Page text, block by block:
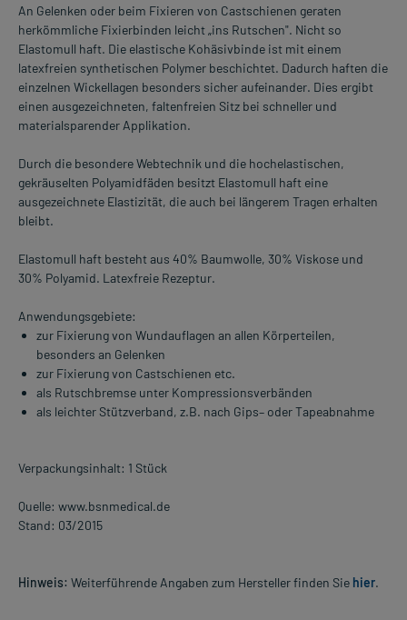
An Gelenken oder beim Fixieren von Castschienen geraten
herkömmliche Fixierbinden leicht „ins Rutschen". Nicht so
Elastomull haft. Die elastische Kohäsivbinde ist mit einem
latexfreien synthetischen Polymer beschichtet. Dadurch haften die
einzelnen Wickellagen besonders sicher aufeinander. Dies ergibt
einen ausgezeichneten, faltenfreien Sitz bei schneller und
materialsparender Applikation.
Durch die besondere Webtechnik und die hochelastischen,
gekräuselten Polyamidfäden besitzt Elastomull haft eine
ausgezeichnete Elastizität, die auch bei längerem Tragen erhalten
bleibt.
Elastomull haft besteht aus 40% Baumwolle, 30% Viskose und
30% Polyamid. Latexfreie Rezeptur.
Anwendungsgebiete:
zur Fixierung von Wundauflagen an allen Körperteilen,
besonders an Gelenken
zur Fixierung von Castschienen etc.
als Rutschbremse unter Kompressionsverbänden
als leichter Stützverband, z.B. nach Gips– oder Tapeabnahme
Verpackungsinhalt: 1 Stück
Quelle: www.bsnmedical.de
Stand: 03/2015
Hinweis: Weiterführende Angaben zum Hersteller finden Sie hier.